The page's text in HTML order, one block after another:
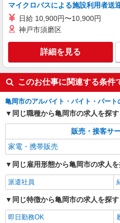
マイクロバスによる施設利用者送
日給 10,900円〜10,900円
神戸市須磨区
詳細を見る
このお仕事に関連する条件
亀岡市のアルバイト・バイト・パート
同じ職種から亀岡市の求人を探す
販売・接客サ
家電・携帯販売
同じ雇用形態から亀岡市の求人
派遣社員
同じ特徴から亀岡市の求人を探す
即日勤務OK